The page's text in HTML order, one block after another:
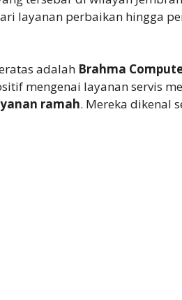
layanan perbaikan hingga
adalah Brahma
mengenai layanan servis
ramah. Mereka dikenal